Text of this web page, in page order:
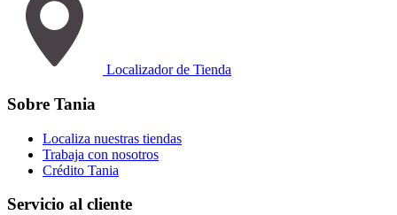
Localizador de Tienda
Sobre Tania
Localiza nuestras tiendas
Trabaja con nosotros
Crédito Tania
Servicio al cliente